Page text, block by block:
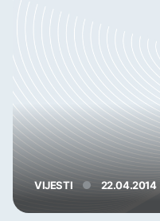
VIJESTI 22.04.2014